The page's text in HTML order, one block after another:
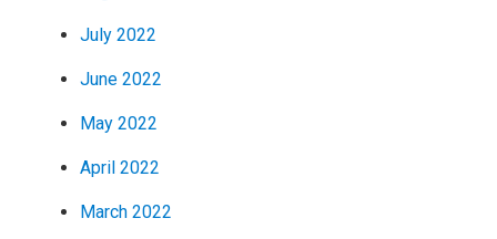
July 2022
June 2022
May 2022
April 2022
March 2022